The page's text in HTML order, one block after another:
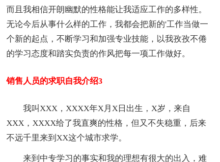
而且我相信开朗幽默的性格能让我适应工作的多样性。
无论今后从事什么样的工作，我都会把新的'工作当做一
个新的起点，不断学习和加强专业技能，以我孜孜不倦
的学习态度和踏实负责的作风把每一项工作做好。
销售人员的求职自我介绍3
我叫XXX，XXXX年X月X日出生，X岁，来自
XXX，XXXX给了我直爽的性格，但又不失稳重，后来
不远千里来到XX这个城市求学。
来到中专学习的事实和我的理想有很大的出入，难